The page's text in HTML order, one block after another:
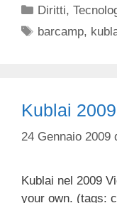
Categorie
Diritti,
Tag
barcamp,
Kublai 2009
24 Gennaio 2009
Kublai nel 2009
your own. (tags: